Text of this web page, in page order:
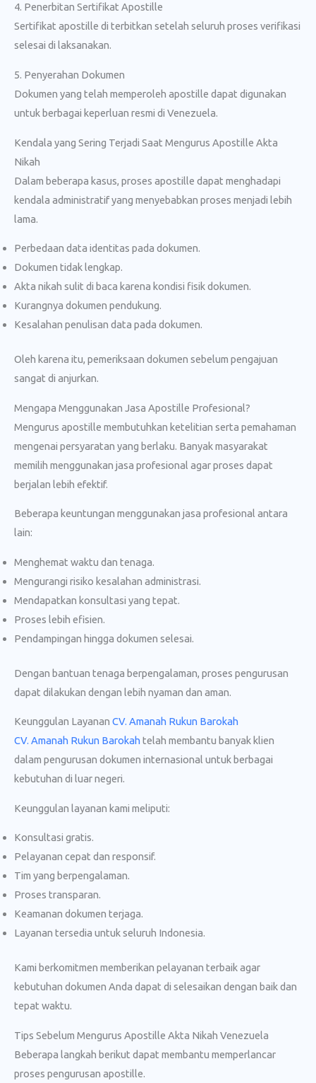
4. Penerbitan Sertifikat Apostille
Sertifikat apostille di terbitkan setelah seluruh proses verifikasi
selesai di laksanakan.
5. Penyerahan Dokumen
Dokumen yang telah memperoleh apostille dapat digunakan
untuk berbagai keperluan resmi di Venezuela.
Kendala yang Sering Terjadi Saat Mengurus Apostille Akta
Nikah
Dalam beberapa kasus, proses apostille dapat menghadapi
kendala administratif yang menyebabkan proses menjadi lebih
lama.
Perbedaan data identitas pada dokumen.
Dokumen tidak lengkap.
Akta nikah sulit di baca karena kondisi fisik dokumen.
Kurangnya dokumen pendukung.
Kesalahan penulisan data pada dokumen.
Oleh karena itu, pemeriksaan dokumen sebelum pengajuan
sangat di anjurkan.
Mengapa Menggunakan Jasa Apostille Profesional?
Mengurus apostille membutuhkan ketelitian serta pemahaman
mengenai persyaratan yang berlaku. Banyak masyarakat
memilih menggunakan jasa profesional agar proses dapat
berjalan lebih efektif.
Beberapa keuntungan menggunakan jasa profesional antara
lain:
Menghemat waktu dan tenaga.
Mengurangi risiko kesalahan administrasi.
Mendapatkan konsultasi yang tepat.
Proses lebih efisien.
Pendampingan hingga dokumen selesai.
Dengan bantuan tenaga berpengalaman, proses pengurusan
dapat dilakukan dengan lebih nyaman dan aman.
Keunggulan Layanan CV. Amanah Rukun Barokah
CV. Amanah Rukun Barokah telah membantu banyak klien
dalam pengurusan dokumen internasional untuk berbagai
kebutuhan di luar negeri.
Keunggulan layanan kami meliputi:
Konsultasi gratis.
Pelayanan cepat dan responsif.
Tim yang berpengalaman.
Proses transparan.
Keamanan dokumen terjaga.
Layanan tersedia untuk seluruh Indonesia.
Kami berkomitmen memberikan pelayanan terbaik agar
kebutuhan dokumen Anda dapat di selesaikan dengan baik dan
tepat waktu.
Tips Sebelum Mengurus Apostille Akta Nikah Venezuela
Beberapa langkah berikut dapat membantu memperlancar
proses pengurusan apostille.